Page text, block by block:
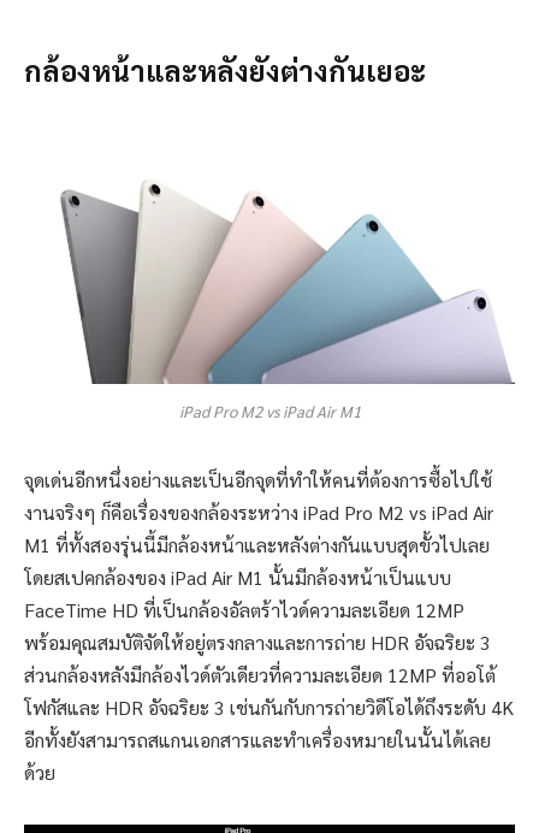
กล้องหน้าและหลังยังต่างกันเยอะ
iPad Pro M2 vs iPad Air M1
จุดเด่นอีกหนึ่งอย่างและเป็นอีกจุดที่ทำให้คนที่ต้องการซื้อไปใช้
งานจริงๆ ก็คือเรื่องของกล้องระหว่าง iPad Pro M2 vs iPad Air
M1 ที่ทั้งสองรุ่นนี้มีกล้องหน้าและหลังต่างกันแบบสุดขั้วไปเลย
โดยสเปคกล้องของ iPad Air M1 นั้นมีกล้องหน้าเป็นแบบ
FaceTime HD ที่เป็นกล้องอัลตร้าไวด์ความละเอียด 12MP
พร้อมคุณสมบัติจัดให้อยู่ตรงกลางและการถ่าย HDR อัจฉริยะ 3
ส่วนกล้องหลังมีกล้องไวด์ตัวเดียวที่ความละเอียด 12MP ที่ออโต้
โฟกัสและ HDR อัจฉริยะ 3 เช่นกันกับการถ่ายวิดีโอได้ถึงระดับ 4K
อีกทั้งยังสามารถสแกนเอกสารและทำเครื่องหมายในนั้นได้เลย
ด้วย